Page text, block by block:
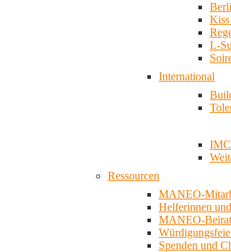
L-
International
Ressourcen
MANEO-
Helferinnen
MANEO-Beirat
Spenden und